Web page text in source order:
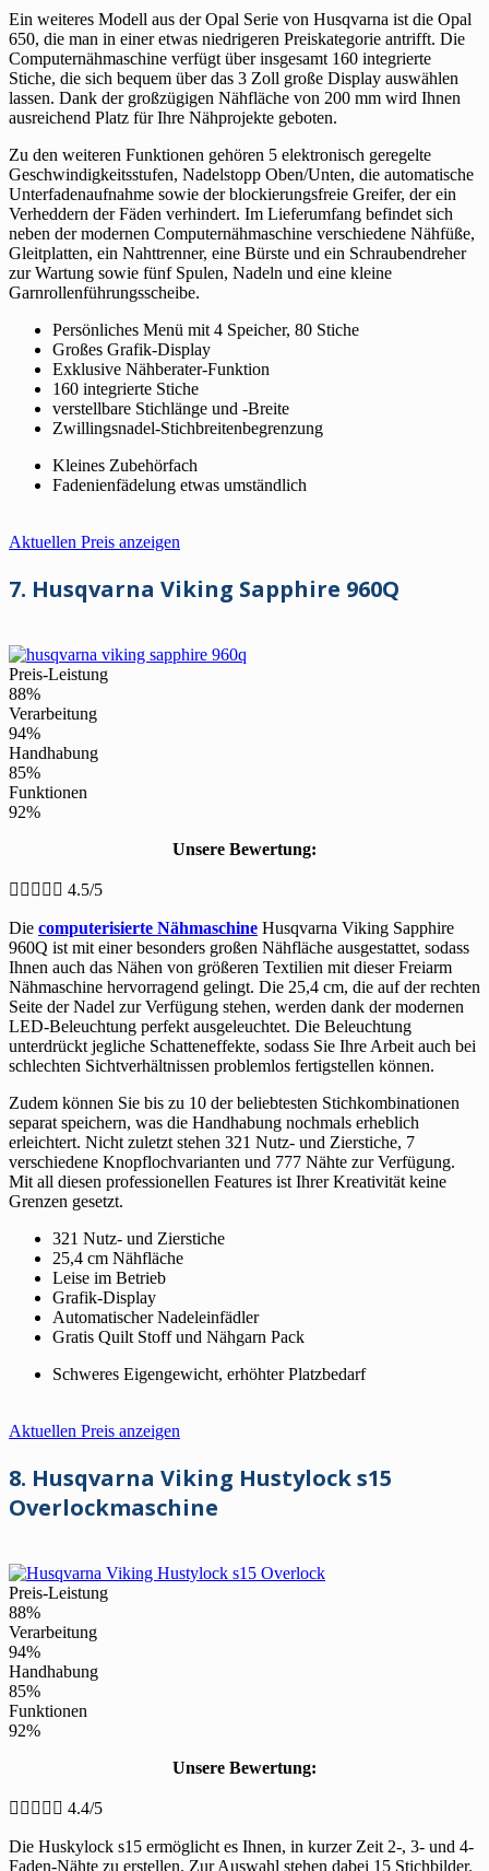
Ein weiteres Modell aus der Opal Serie von Husqvarna ist die Opal
650, die man in einer etwas niedrigeren Preiskategorie antrifft. Die
Computernähmaschine verfügt über insgesamt 160 integrierte
Stiche, die sich bequem über das 3 Zoll große Display auswählen
lassen. Dank der großzügigen Nähfläche von 200 mm wird Ihnen
ausreichend Platz für Ihre Nähprojekte geboten.
Zu den weiteren Funktionen gehören 5 elektronisch geregelte
Geschwindigkeitsstufen, Nadelstopp Oben/Unten, die automatische
Unterfadenaufnahme sowie der blockierungsfreie Greifer, der ein
Verheddern der Fäden verhindert. Im Lieferumfang befindet sich
neben der modernen Computernähmaschine verschiedene Nähfüße,
Gleitplatten, ein Nahttrenner, eine Bürste und ein Schraubendreher
zur Wartung sowie fünf Spulen, Nadeln und eine kleine
Garnrollenführungsscheibe.
Persönliches Menü mit 4 Speicher, 80 Stiche
Großes Grafik-Display
Exklusive Nähberater-Funktion
160 integrierte Stiche
verstellbare Stichlänge und -Breite
Zwillingsnadel-Stichbreitenbegrenzung
Kleines Zubehörfach
Fadenienfädelung etwas umständlich
Aktuellen Preis anzeigen
7. Husqvarna Viking Sapphire 960Q
Preis-Leistung
88%
Verarbeitung
94%
Handhabung
85%
Funktionen
92%
Unsere Bewertung:
     4.5/5
Die computerisierte Nähmaschine Husqvarna Viking Sapphire
960Q ist mit einer besonders großen Nähfläche ausgestattet, sodass
Ihnen auch das Nähen von größeren Textilien mit dieser Freiarm
Nähmaschine hervorragend gelingt. Die 25,4 cm, die auf der rechten
Seite der Nadel zur Verfügung stehen, werden dank der modernen
LED-Beleuchtung perfekt ausgeleuchtet. Die Beleuchtung
unterdrückt jegliche Schatteneffekte, sodass Sie Ihre Arbeit auch bei
schlechten Sichtverhältnissen problemlos fertigstellen können.
Zudem können Sie bis zu 10 der beliebtesten Stichkombinationen
separat speichern, was die Handhabung nochmals erheblich
erleichtert. Nicht zuletzt stehen 321 Nutz- und Zierstiche, 7
verschiedene Knopflochvarianten und 777 Nähte zur Verfügung.
Mit all diesen professionellen Features ist Ihrer Kreativität keine
Grenzen gesetzt.
321 Nutz- und Zierstiche
25,4 cm Nähfläche
Leise im Betrieb
Grafik-Display
Automatischer Nadeleinfädler
Gratis Quilt Stoff und Nähgarn Pack
Schweres Eigengewicht, erhöhter Platzbedarf
Aktuellen Preis anzeigen
8. Husqvarna Viking Hustylock s15
Overlockmaschine
Preis-Leistung
88%
Verarbeitung
94%
Handhabung
85%
Funktionen
92%
Unsere Bewertung:
     4.4/5
Die Huskylock s15 ermöglicht es Ihnen, in kurzer Zeit 2-, 3- und 4-
Faden-Nähte zu erstellen. Zur Auswahl stehen dabei 15 Stichbilder.